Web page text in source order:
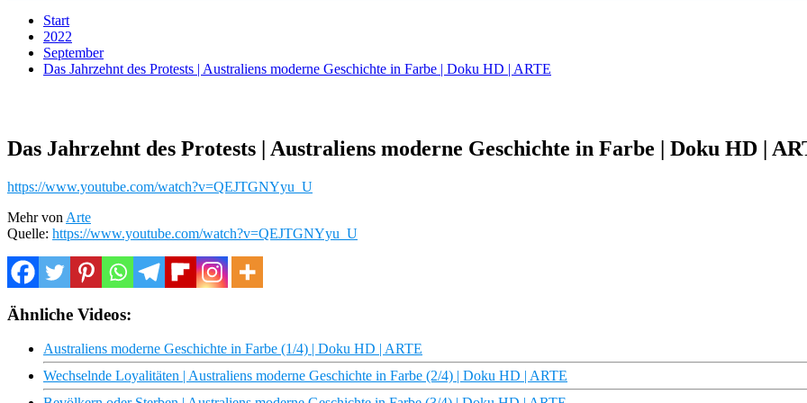
Start
2022
September
Das Jahrzehnt des Protests | Australiens moderne Geschichte in Farbe | Doku HD | ARTE
Das Jahrzehnt des Protests | Australiens moderne Geschichte in Farbe | Doku HD |
https://www.youtube.com/watch?v=QEJTGNYyu_U
Mehr von Arte
Quelle: https://www.youtube.com/watch?v=QEJTGNYyu_U
Ähnliche Videos:
Australiens moderne Geschichte in Farbe (1/4) | Doku HD | ARTE
Wechselnde Loyalitäten | Australiens moderne Geschichte in Farbe (2/4) | Doku HD | ARTE